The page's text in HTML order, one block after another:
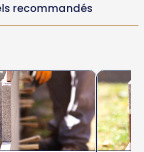
recommandés